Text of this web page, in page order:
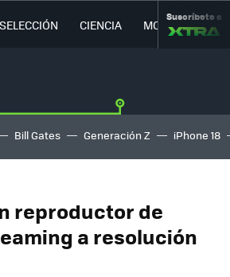
CIENCIA MOVILIDAD
Suscríbete a
Bill Gates Generación Z iPhone 18
reproductor de
a resolución